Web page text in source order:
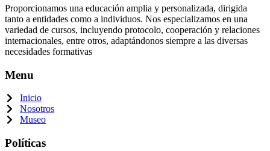
Proporcionamos una educación amplia y personalizada, dirigida
tanto a entidades como a individuos. Nos especializamos en una
variedad de cursos, incluyendo protocolo, cooperación y relaciones
internacionales, entre otros, adaptándonos siempre a las diversas
necesidades formativas
Menu
Inicio
Nosotros
Museo
Políticas